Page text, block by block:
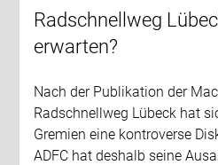
Radschnellweg
erwarten?
Nach der Publikation der
Radschnellweg Lübeck hat
Gremien eine kontroverse
ADFC hat deshalb seine